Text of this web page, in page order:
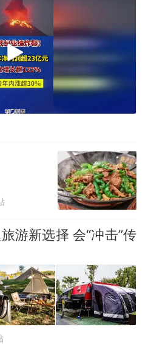
游新选择 会“冲击”传